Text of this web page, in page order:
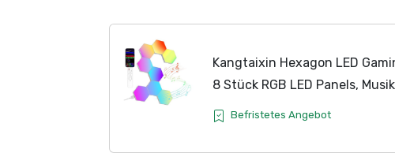
Kangtaixin Hexagon LED
8 Stück RGB LED Panels,
Steuerung, Modulare
Befristetes Angebot